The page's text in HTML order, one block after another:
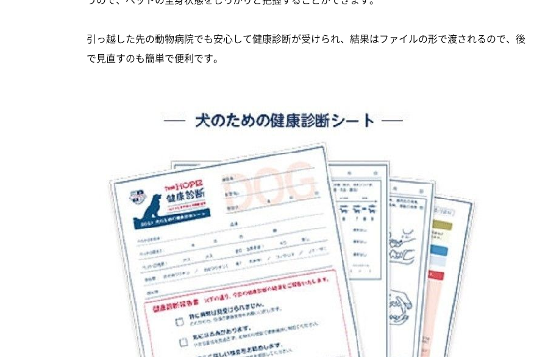
引っ越した先の動物病院でも安心して健康診断が受けられ、結果はファイルの形で渡されるので、後
で見直すのも簡単で便利です。